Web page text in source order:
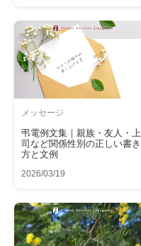
メッセージ
弔電例文集｜親族・友人・上
司など関係性別の正しい書き
方と文例
2026/03/19